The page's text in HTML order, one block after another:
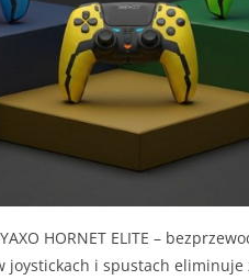
HORNET ELITE –
joystickach i spustach eliminuje